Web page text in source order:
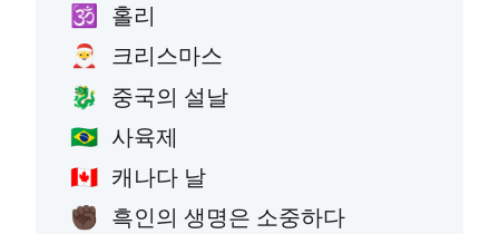
🕉️ 홀리
🎅 크리스마스
🐉 중국의 설날
🇧🇷 사육제
🇨🇦 캐나다 날
✊🏿 흑인의 생명은 소중하다